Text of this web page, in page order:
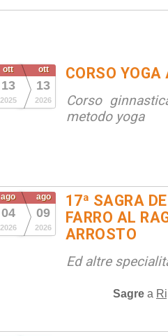
ott
13
2025
ott
13
2026
CORSO
Corso
metodo yoga
ago
04
2026
ago
09
2026
17ª SAGRA
FARRO AL
ARROSTO
Ed altre
Sagre a